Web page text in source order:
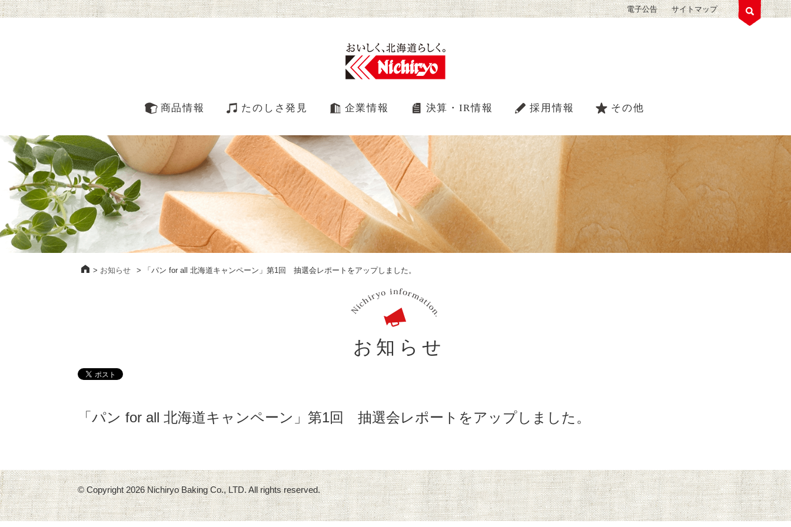
商品情報 たのしさ発見 企業情報 決算・IR情報 採用情報 その他
電子公告 サイトマップ
> お知らせ > 「パン for all 北海道キャンペーン」第1回 抽選会レポートをアップしました。
お知らせ
「パン for all 北海道キャンペーン」第1回 抽選会レポートをアップしました。
© Copyright2026 Nichiryo Baking Co., LTD. All rights reserved.